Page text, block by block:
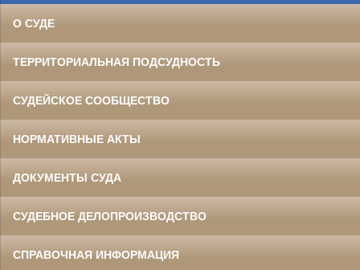
О СУДЕ
ТЕРРИТОРИАЛЬНАЯ ПОДСУДНОСТЬ
СУДЕЙСКОЕ СООБЩЕСТВО
НОРМАТИВНЫЕ АКТЫ
ДОКУМЕНТЫ СУДА
СУДЕБНОЕ ДЕЛОПРОИЗВОДСТВО
СПРАВОЧНАЯ ИНФОРМАЦИЯ